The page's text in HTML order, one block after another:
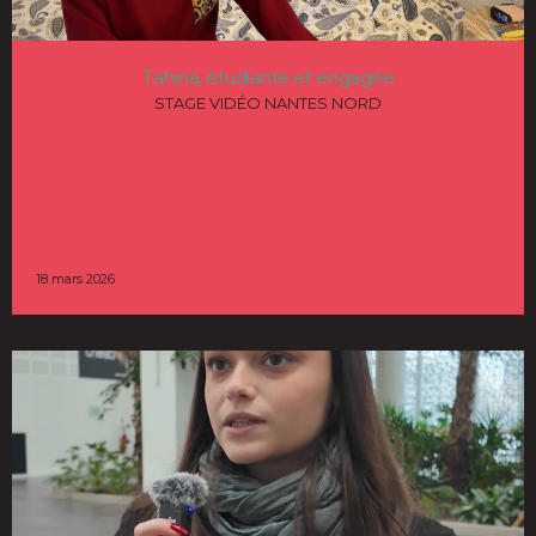
Tahina, étudiante et engagée
STAGE VIDÉO NANTES NORD
18 mars 2026